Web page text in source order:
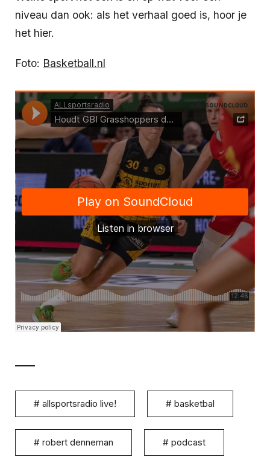
niveau dan ook: als het verhaal goed is, hoor je
het hier.
Foto: Basketball.nl
# allsportsradio live! # basketbal
# robert denneman # podcast